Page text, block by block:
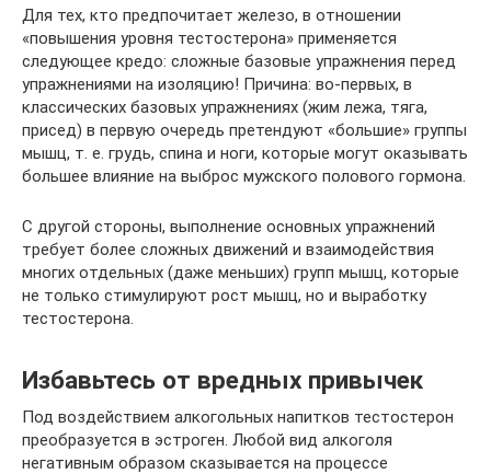
Для тех, кто предпочитает железо, в отношении
«повышения уровня тестостерона» применяется
следующее кредо: сложные базовые упражнения перед
упражнениями на изоляцию! Причина: во-первых, в
классических базовых упражнениях (жим лежа, тяга,
присед) в первую очередь претендуют «большие» группы
мышц, т. е. грудь, спина и ноги, которые могут оказывать
большее влияние на выброс мужского полового гормона.
С другой стороны, выполнение основных упражнений
требует более сложных движений и взаимодействия
многих отдельных (даже меньших) групп мышц, которые
не только стимулируют рост мышц, но и выработку
тестостерона.
Избавьтесь от вредных привычек
Под воздействием алкогольных напитков тестостерон
преобразуется в эстроген. Любой вид алкоголя
негативным образом сказывается на процессе